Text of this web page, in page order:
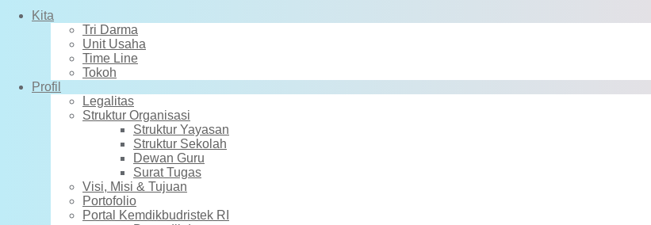
Kita
Tri Darma
Unit Usaha
Time Line
Tokoh
Profil
Legalitas
Struktur Organisasi
Struktur Yayasan
Struktur Sekolah
Dewan Guru
Surat Tugas
Visi, Misi & Tujuan
Portofolio
Portal Kemdikbudristek RI